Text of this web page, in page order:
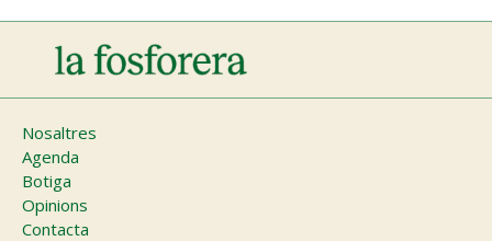
Main
navigation
Nosaltres
Agenda
Botiga
Opinions
Contacta